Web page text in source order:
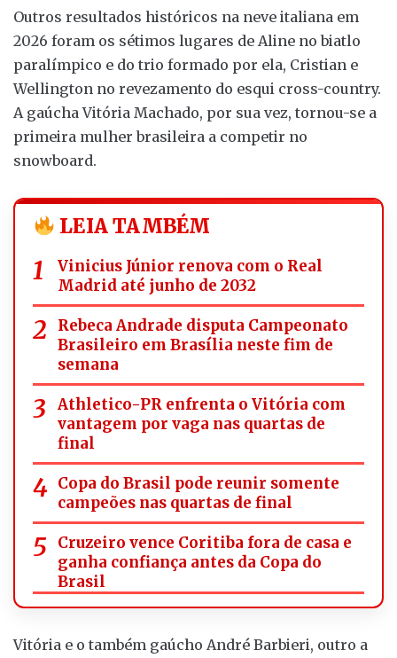
Outros resultados históricos na neve italiana em
2026 foram os sétimos lugares de Aline no biatlo
paralímpico e do trio formado por ela, Cristian e
Wellington no revezamento do esqui cross-country.
A gaúcha Vitória Machado, por sua vez, tornou-se a
primeira mulher brasileira a competir no
snowboard.
LEIA TAMBÉM
Vinicius Júnior renova com o Real
Madrid até junho de 2032
Rebeca Andrade disputa Campeonato
Brasileiro em Brasília neste fim de
semana
Athletico-PR enfrenta o Vitória com
vantagem por vaga nas quartas de
final
Copa do Brasil pode reunir somente
campeões nas quartas de final
Cruzeiro vence Coritiba fora de casa e
ganha confiança antes da Copa do
Brasil
Vitória e o também gaúcho André Barbieri, outro a